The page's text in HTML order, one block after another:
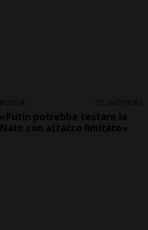
RUSSIA 7 ore 10 83
«Putin potrebbe testare la
Nato con attacco limitato»